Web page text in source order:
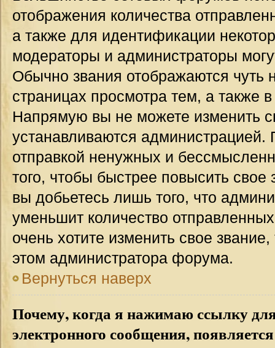
отображения количества
а также для идентификации
модераторы и администраторы
Обычно звания отображаются чуть
страницах просмотра тем, а также
Напрямую вы не можете изменить
устанавливаются администрацией.
отправкой ненужных и
того, чтобы быстрее повысить
вы добьетесь лишь того, что
уменьшит количество
очень хотите изменить свое
этом администратора форума.
Вернуться наверх
Почему, когда я нажимаю ссылку
электронного сообщения,